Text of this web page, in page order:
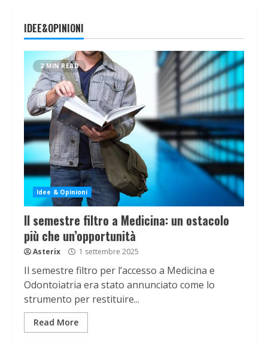
IDEE&OPINIONI
2 MIN READ
Idee & Opinioni
Il semestre filtro a Medicina: un ostacolo
più che un’opportunità
Asterix 1 settembre 2025
Il semestre filtro per l’accesso a Medicina e
Odontoiatria era stato annunciato come lo
strumento per restituire...
Read More